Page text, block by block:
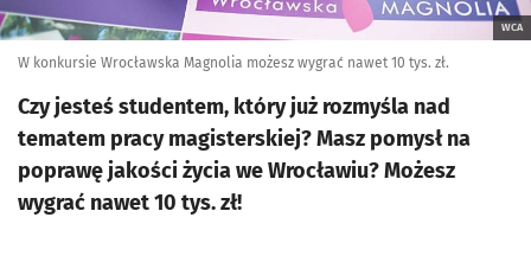
WCA
W konkursie Wrocławska Magnolia możesz wygrać nawet 10 tys. zł.
Czy jesteś studentem, który już rozmyśla nad
tematem pracy magisterskiej? Masz pomysł na
poprawę jakości życia we Wrocławiu? Możesz
wygrać nawet 10 tys. zł!